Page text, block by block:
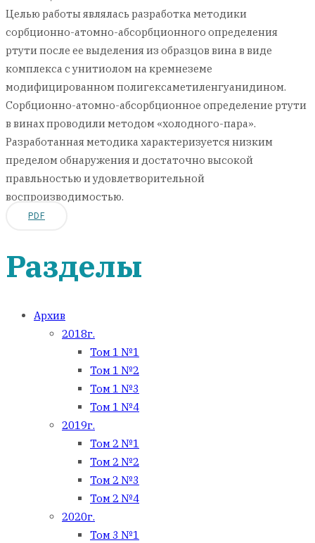
Целью работы являлась разработка методики
сорбционно-атомно-абсорбционного определения
ртути после ее выделения из образцов вина в виде
комплекса с унитиолом на кремнеземе
модифицированном полигексаметиленгуанидином.
Сорбционно-атомно-абсорбционное определение ртути
в винах проводили методом «холодного-пара».
Разработанная методикa характеризуется низким
пределом обнаружения и достаточно высокой
правльностью и удовлетворительной
воспроизводимостью.
PDF
Разделы
Архив
2018г.
Том 1 №1
Том 1 №2
Том 1 №3
Том 1 №4
2019г.
Том 2 №1
Том 2 №2
Том 2 №3
Том 2 №4
2020г.
Том 3 №1